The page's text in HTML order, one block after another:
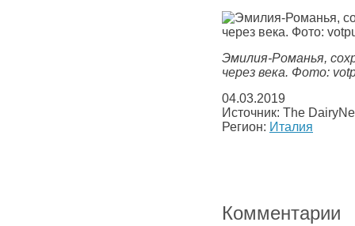
Эмилия-Романья,
через века. Фото:
04.03.2019
Источник: The
Регион: Италия
Комментарии